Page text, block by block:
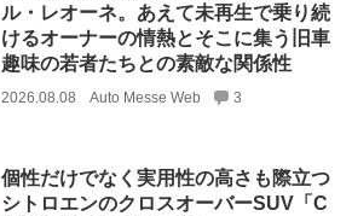
ル・レオーネ。あえて未再生で乗り続
けるオーナーの情熱とそこに集う旧車
趣味の若者たちとの素敵な関係性
2026.08.08 Auto Messe Web 3
個性だけでなく実用性の高さも際立つ
シトロエンのクロスオーバーSUV「C